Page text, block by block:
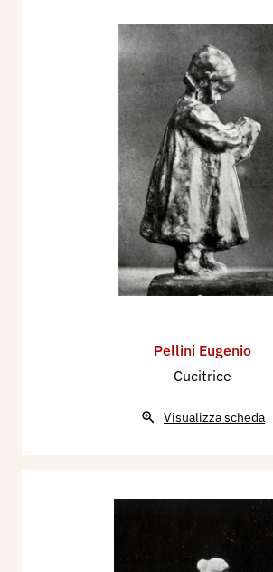
Pellini Eugenio
Cucitrice
Visualizza scheda